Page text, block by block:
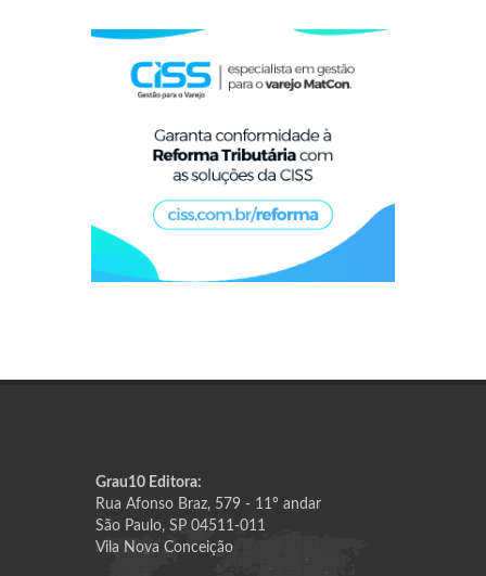
Grau10 Editora:
Rua Afonso Braz, 579 - 11º andar
São Paulo, SP 04511-011
Vila Nova Conceição